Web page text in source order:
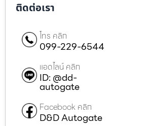
ติดต่อเรา
โทร คลิก
099-229-6544
แอดไลน์ คลิก
ID: @dd-
autogate
Facebook คลิก
D&D Autogate